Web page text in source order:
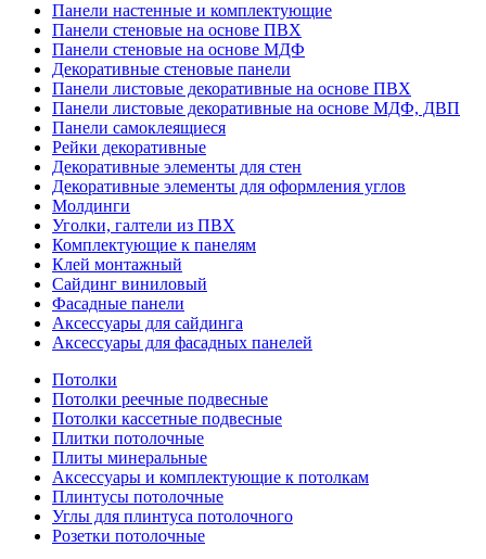
Панели настенные и комплектующие
Панели стеновые на основе ПВХ
Панели стеновые на основе МДФ
Декоративные стеновые панели
Панели листовые декоративные на основе ПВХ
Панели листовые декоративные на основе МДФ, ДВП
Панели самоклеящиеся
Рейки декоративные
Декоративные элементы для стен
Декоративные элементы для оформления углов
Молдинги
Уголки, галтели из ПВХ
Комплектующие к панелям
Клей монтажный
Сайдинг виниловый
Фасадные панели
Аксессуары для сайдинга
Аксессуары для фасадных панелей
Потолки
Потолки реечные подвесные
Потолки кассетные подвесные
Плитки потолочные
Плиты минеральные
Аксессуары и комплектующие к потолкам
Плинтусы потолочные
Углы для плинтуса потолочного
Розетки потолочные